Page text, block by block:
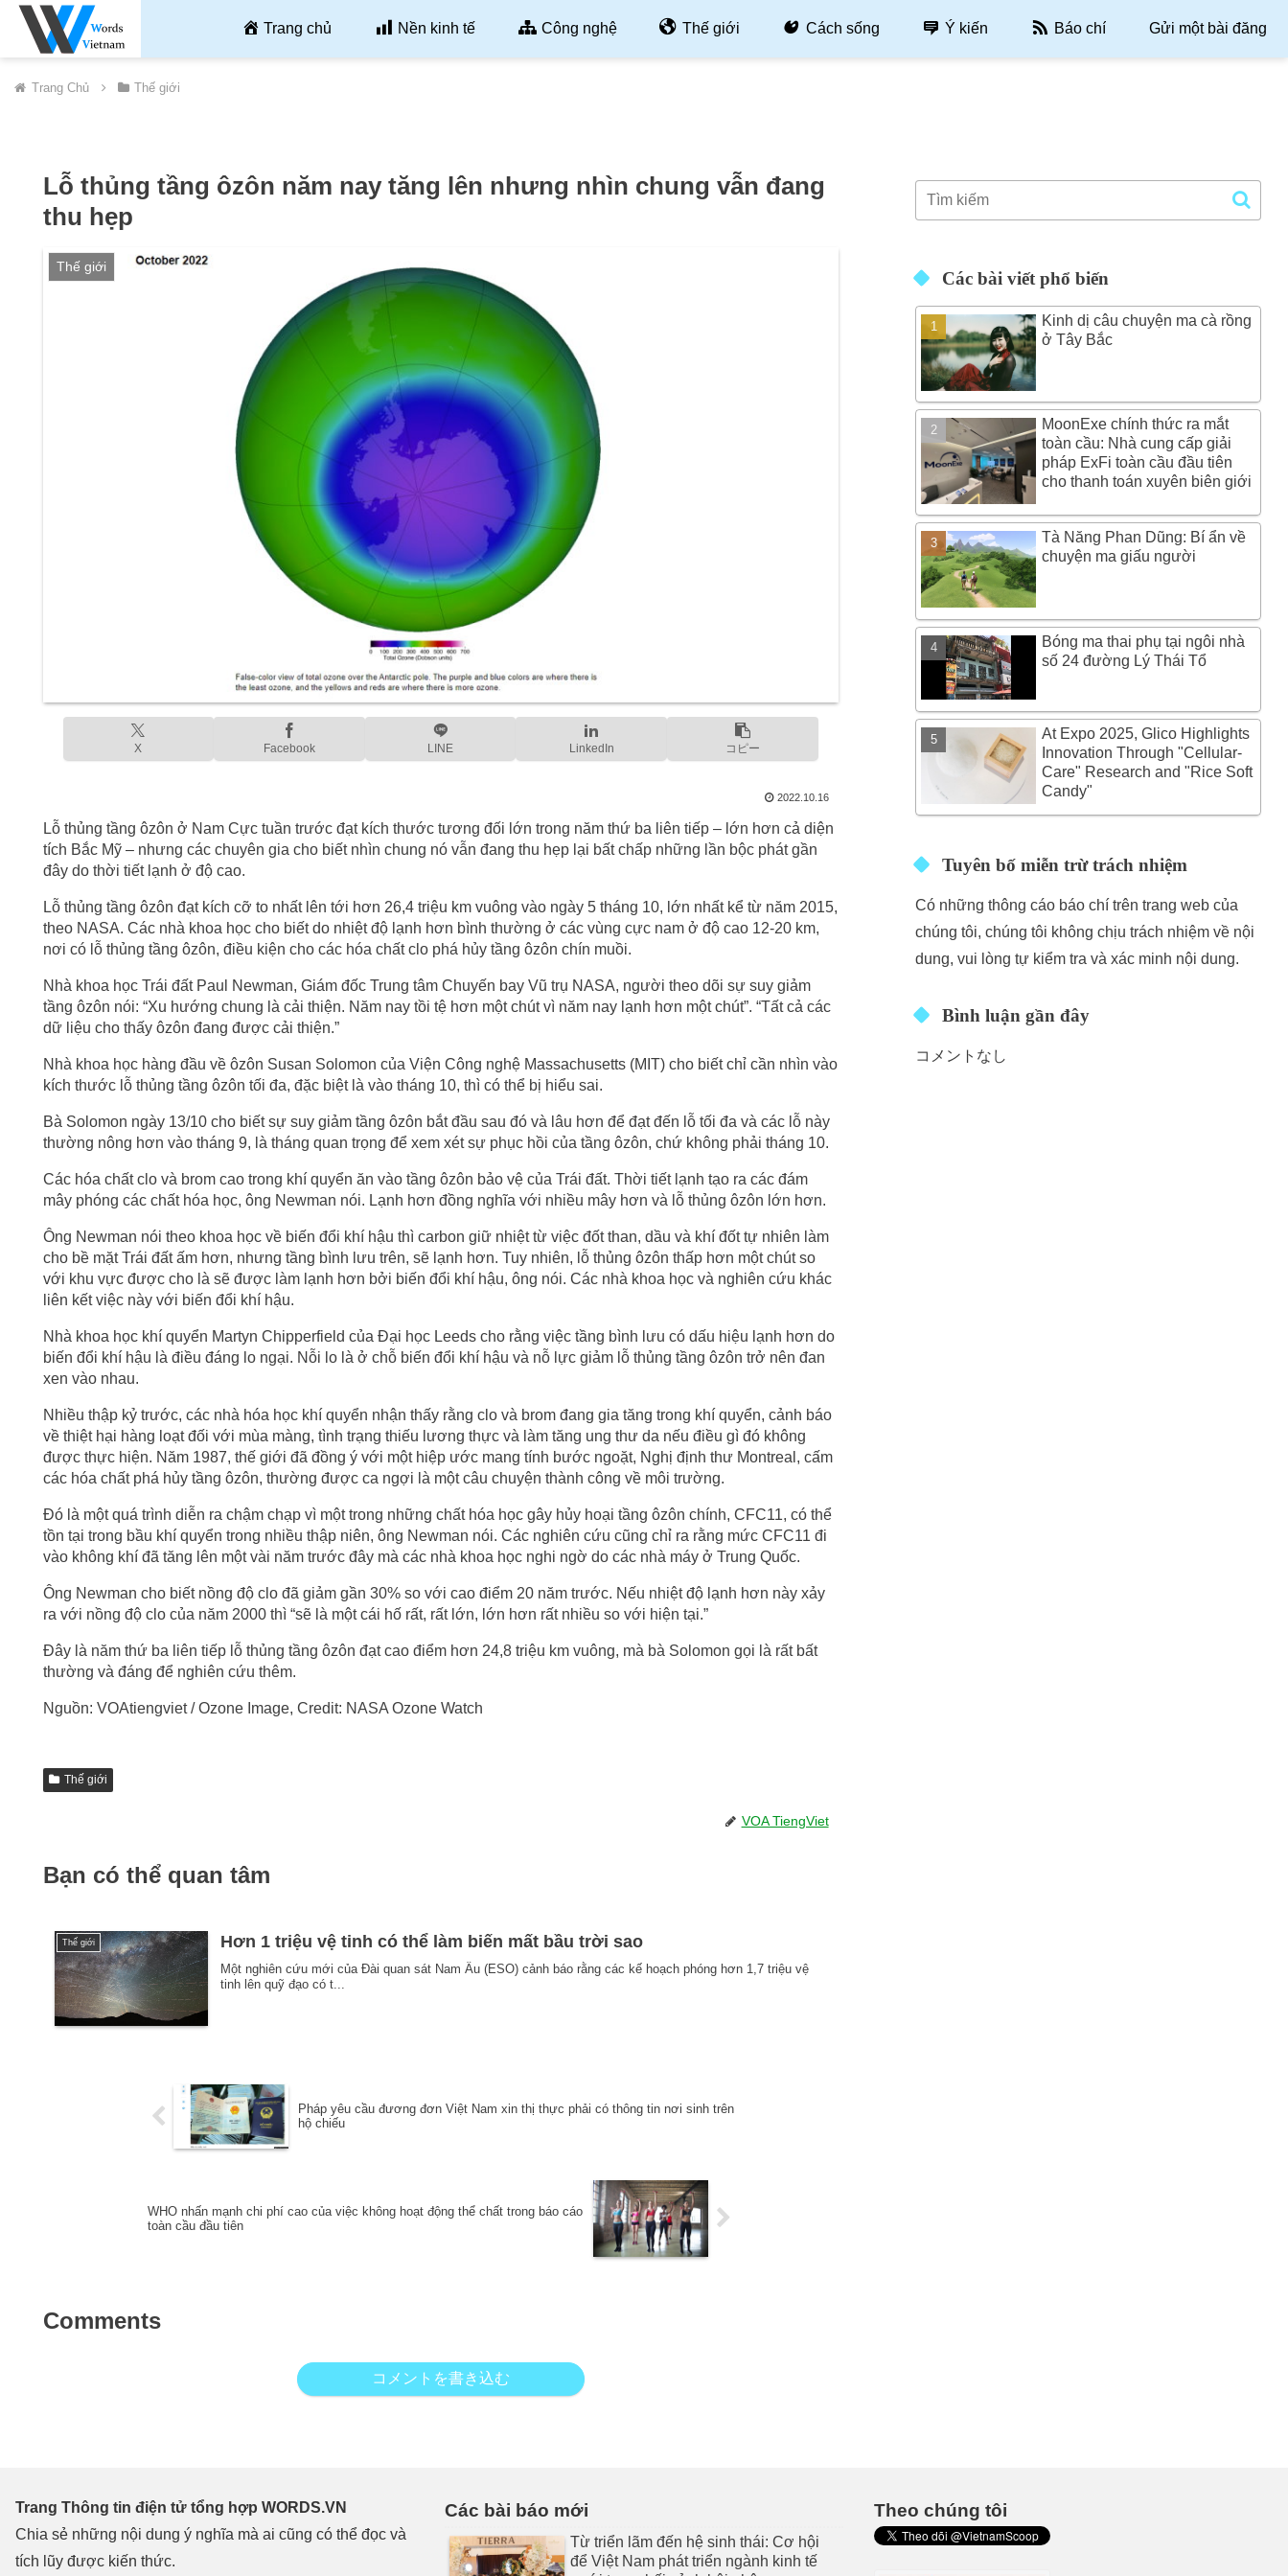
Trang chủ Nền kinh tế Công nghệ Thế giới Cách sống Ý kiến Báo chí Gửi một bài đăng
Trang Chủ Thế giới
Lỗ thủng tầng ôzôn năm nay tăng lên nhưng nhìn chung vẫn đang
thu hẹp
Thế giới
X Facebook LINE LinkedIn コピー
2022.10.16
Lỗ thủng tầng ôzôn ở Nam Cực tuần trước đạt kích thước tương đối lớn trong năm thứ ba liên tiếp – lớn hơn cả diện
tích Bắc Mỹ – nhưng các chuyên gia cho biết nhìn chung nó vẫn đang thu hẹp lại bất chấp những lần bộc phát gần
đây do thời tiết lạnh ở độ cao.
Lỗ thủng tầng ôzôn đạt kích cỡ to nhất lên tới hơn 26,4 triệu km vuông vào ngày 5 tháng 10, lớn nhất kể từ năm 2015,
theo NASA. Các nhà khoa học cho biết do nhiệt độ lạnh hơn bình thường ở các vùng cực nam ở độ cao 12-20 km,
nơi có lỗ thủng tầng ôzôn, điều kiện cho các hóa chất clo phá hủy tầng ôzôn chín muồi.
Nhà khoa học Trái đất Paul Newman, Giám đốc Trung tâm Chuyến bay Vũ trụ NASA, người theo dõi sự suy giảm
tầng ôzôn nói: “Xu hướng chung là cải thiện. Năm nay tồi tệ hơn một chút vì năm nay lạnh hơn một chút”. “Tất cả các
dữ liệu cho thấy ôzôn đang được cải thiện.”
Nhà khoa học hàng đầu về ôzôn Susan Solomon của Viện Công nghệ Massachusetts (MIT) cho biết chỉ cần nhìn vào
kích thước lỗ thủng tầng ôzôn tối đa, đặc biệt là vào tháng 10, thì có thể bị hiểu sai.
Bà Solomon ngày 13/10 cho biết sự suy giảm tầng ôzôn bắt đầu sau đó và lâu hơn để đạt đến lỗ tối đa và các lỗ này
thường nông hơn vào tháng 9, là tháng quan trọng để xem xét sự phục hồi của tầng ôzôn, chứ không phải tháng 10.
Các hóa chất clo và brom cao trong khí quyển ăn vào tầng ôzôn bảo vệ của Trái đất. Thời tiết lạnh tạo ra các đám
mây phóng các chất hóa học, ông Newman nói. Lạnh hơn đồng nghĩa với nhiều mây hơn và lỗ thủng ôzôn lớn hơn.
Ông Newman nói theo khoa học về biến đổi khí hậu thì carbon giữ nhiệt từ việc đốt than, dầu và khí đốt tự nhiên làm
cho bề mặt Trái đất ấm hơn, nhưng tầng bình lưu trên, sẽ lạnh hơn. Tuy nhiên, lỗ thủng ôzôn thấp hơn một chút so
với khu vực được cho là sẽ được làm lạnh hơn bởi biến đổi khí hậu, ông nói. Các nhà khoa học và nghiên cứu khác
liên kết việc này với biến đổi khí hậu.
Nhà khoa học khí quyển Martyn Chipperfield của Đại học Leeds cho rằng việc tầng bình lưu có dấu hiệu lạnh hơn do
biến đổi khí hậu là điều đáng lo ngại. Nỗi lo là ở chỗ biến đổi khí hậu và nỗ lực giảm lỗ thủng tầng ôzôn trở nên đan
xen vào nhau.
Nhiều thập kỷ trước, các nhà hóa học khí quyển nhận thấy rằng clo và brom đang gia tăng trong khí quyển, cảnh báo
về thiệt hại hàng loạt đối với mùa màng, tình trạng thiếu lương thực và làm tăng ung thư da nếu điều gì đó không
được thực hiện. Năm 1987, thế giới đã đồng ý với một hiệp ước mang tính bước ngoặt, Nghị định thư Montreal, cấm
các hóa chất phá hủy tầng ôzôn, thường được ca ngợi là một câu chuyện thành công về môi trường.
Đó là một quá trình diễn ra chậm chạp vì một trong những chất hóa học gây hủy hoại tầng ôzôn chính, CFC11, có thể
tồn tại trong bầu khí quyển trong nhiều thập niên, ông Newman nói. Các nghiên cứu cũng chỉ ra rằng mức CFC11 đi
vào không khí đã tăng lên một vài năm trước đây mà các nhà khoa học nghi ngờ do các nhà máy ở Trung Quốc.
Ông Newman cho biết nồng độ clo đã giảm gần 30% so với cao điểm 20 năm trước. Nếu nhiệt độ lạnh hơn này xảy
ra với nồng độ clo của năm 2000 thì “sẽ là một cái hố rất, rất lớn, lớn hơn rất nhiều so với hiện tại.”
Đây là năm thứ ba liên tiếp lỗ thủng tầng ôzôn đạt cao điểm hơn 24,8 triệu km vuông, mà bà Solomon gọi là rất bất
thường và đáng để nghiên cứu thêm.
Nguồn: VOAtiengviet / Ozone Image, Credit: NASA Ozone Watch
Thế giới
VOA TiengViet
Bạn có thể quan tâm
Thế giới Hơn 1 triệu vệ tinh có thể làm biến mất bầu trời sao
Một nghiên cứu mới của Đài quan sát Nam Âu (ESO) cảnh báo rằng các kế hoạch phóng hơn 1,7 triệu vệ
tinh lên quỹ đạo có t...
Pháp yêu cầu đương đơn Việt Nam xin thị thực phải có thông tin nơi sinh trên
hộ chiếu
WHO nhấn mạnh chi phí cao của việc không hoạt động thể chất trong báo cáo
toàn cầu đầu tiên
Comments
コメントを書き込む
Các bài viết phổ biến
Kinh dị câu chuyện ma cà rồng
ở Tây Bắc
MoonExe chính thức ra mắt
toàn cầu: Nhà cung cấp giải
pháp ExFi toàn cầu đầu tiên
cho thanh toán xuyên biên giới
Tà Năng Phan Dũng: Bí ẩn về
chuyện ma giấu người
Bóng ma thai phụ tại ngôi nhà
số 24 đường Lý Thái Tổ
At Expo 2025, Glico Highlights
Innovation Through "Cellular-
Care" Research and "Rice Soft
Candy"
Tuyên bố miễn trừ trách nhiệm
Có những thông cáo báo chí trên trang web của
chúng tôi, chúng tôi không chịu trách nhiệm về nội
dung, vui lòng tự kiểm tra và xác minh nội dung.
Bình luận gần đây
コメントなし
Trang Thông tin điện tử tổng hợp WORDS.VN
Chia sẻ những nội dung ý nghĩa mà ai cũng có thể đọc và
tích lũy được kiến thức.
Các bài báo mới
Từ triển lãm đến hệ sinh thái: Cơ hội
để Việt Nam phát triển ngành kinh tế
Theo chúng tôi